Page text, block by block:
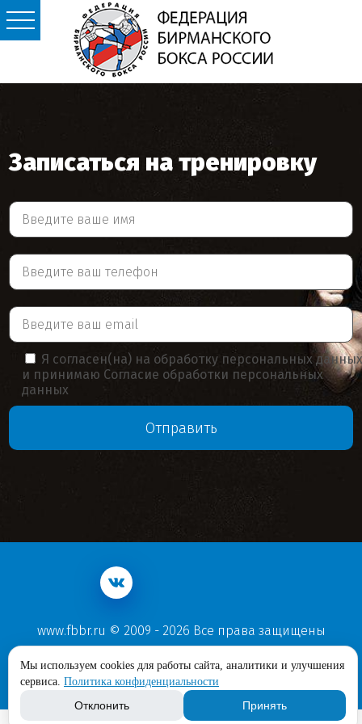
Записаться на тренировку
Я согласен(на) на обработку персональных
и принимаю Согласие обработки персональных
данных
www.fbbr.ru © 2009 - 2026 Все права защищены
Согласие обработки персональных данных
Мы используем cookies для работы сайта, аналитики и улучшения
сервиса. Политика конфиденциальности
Отклонить Принять